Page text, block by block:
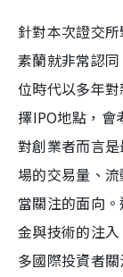
針對本次證交
素蘭就非常認
位時代以多年
擇IPO地點，
對創業者而言
場的交易量、
當關注的面向
金與技術的注
多國際投資者